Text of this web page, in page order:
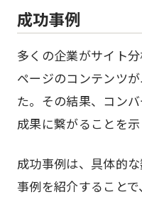
成功事例
多くの企業がサイト
ページのコンテンツ
た。その結果、コン
成果に繋がることを示
成功事例は、具体的
事例を紹介すること